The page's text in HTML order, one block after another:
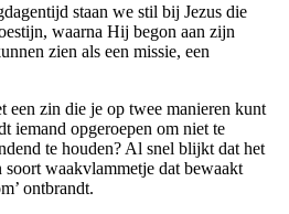
staan we stil bij Jezus die
waarna Hij begon aan zijn
zien als een missie, een
een zin die je op twee manieren kunt
iemand opgeroepen om niet te
te houden? Al snel blijkt dat het
soort waakvlammetje dat bewaakt
ontbrandt.